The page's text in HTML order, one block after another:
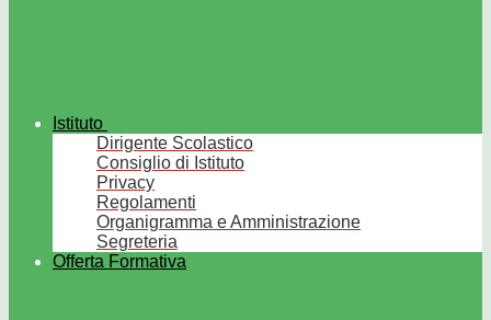
Istituto
Dirigente Scolastico
Consiglio di Istituto
Privacy
Regolamenti
Organigramma e Amministrazione
Segreteria
Offerta Formativa